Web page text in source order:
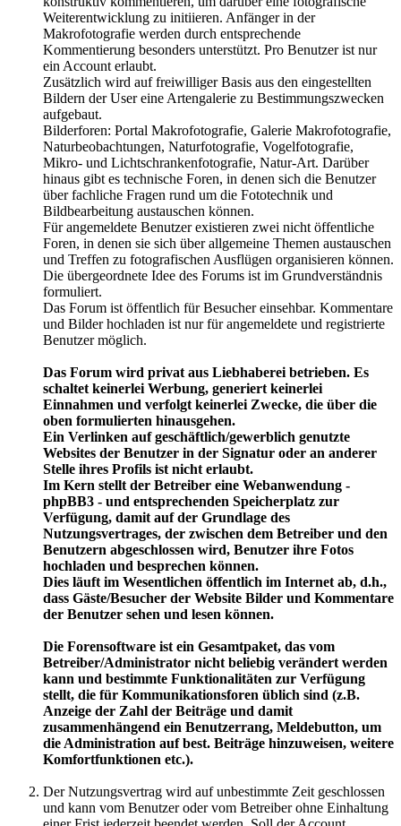
Weiterentwicklung zu initiieren. Anfänger in der
Makrofotografie werden durch entsprechende
Kommentierung besonders unterstützt. Pro Benutzer ist nur
ein Account erlaubt.
Zusätzlich wird auf freiwilliger Basis aus den eingestellten
Bildern der User eine Artengalerie zu Bestimmungszwecken
aufgebaut.
Bilderforen: Portal Makrofotografie, Galerie Makrofotografie,
Naturbeobachtungen, Naturfotografie, Vogelfotografie,
Mikro- und Lichtschrankenfotografie, Natur-Art. Darüber
hinaus gibt es technische Foren, in denen sich die Benutzer
über fachliche Fragen rund um die Fototechnik und
Bildbearbeitung austauschen können.
Für angemeldete Benutzer existieren zwei nicht öffentliche
Foren, in denen sie sich über allgemeine Themen austauschen
und Treffen zu fotografischen Ausflügen organisieren können.
Die übergeordnete Idee des Forums ist im Grundverständnis
formuliert.
Das Forum ist öffentlich für Besucher einsehbar. Kommentare
und Bilder hochladen ist nur für angemeldete und registrierte
Benutzer möglich.
Das Forum wird privat aus Liebhaberei betrieben. Es
schaltet keinerlei Werbung, generiert keinerlei
Einnahmen und verfolgt keinerlei Zwecke, die über die
oben formulierten hinausgehen.
Ein Verlinken auf geschäftlich/gewerblich genutzte
Websites der Benutzer in der Signatur oder an anderer
Stelle ihres Profils ist nicht erlaubt.
Im Kern stellt der Betreiber eine Webanwendung -
phpBB3 - und entsprechenden Speicherplatz zur
Verfügung, damit auf der Grundlage des
Nutzungsvertrages, der zwischen dem Betreiber und den
Benutzern abgeschlossen wird, Benutzer ihre Fotos
hochladen und besprechen können.
Dies läuft im Wesentlichen öffentlich im Internet ab, d.h.,
dass Gäste/Besucher der Website Bilder und Kommentare
der Benutzer sehen und lesen können.
Die Forensoftware ist ein Gesamtpaket, das vom
Betreiber/Administrator nicht beliebig verändert werden
kann und bestimmte Funktionalitäten zur Verfügung
stellt, die für Kommunikationsforen üblich sind (z.B.
Anzeige der Zahl der Beiträge und damit
zusammenhängend ein Benutzerrang, Meldebutton, um
die Administration auf best. Beiträge hinzuweisen, weitere
Komfortfunktionen etc.).
Der Nutzungsvertrag wird auf unbestimmte Zeit geschlossen
und kann vom Benutzer oder vom Betreiber ohne Einhaltung